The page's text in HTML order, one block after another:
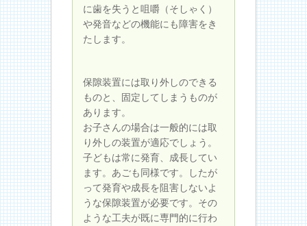
に歯を失うと咀嚼（そしゃく）
や発音などの機能にも障害をき
たします。
保隙装置には取り外しのできる
ものと、固定してしまうものが
あります。
お子さんの場合は一般的には取
り外しの装置が適応でしょう。
子どもは常に発育、成長してい
ます。あごも同様です。したが
って発育や成長を阻害しないよ
うな保隙装置が必要です。その
ような工夫が既に専門的に行わ